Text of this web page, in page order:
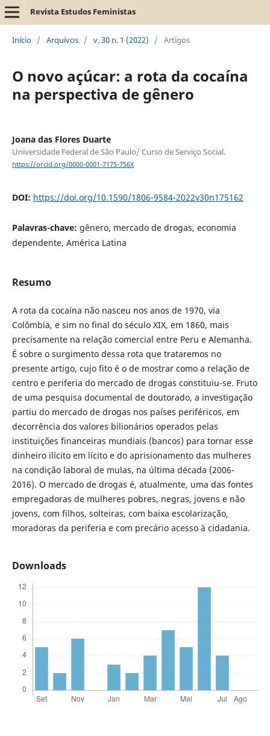
Revista Estudos Feministas
Início / Arquivos / v. 30 n. 1 (2022) / Artigos
O novo açúcar: a rota da cocaína
na perspectiva de gênero
Joana das Flores Duarte
Universidade Federal de São Paulo/ Curso de Serviço Social.
https://orcid.org/0000-0001-7175-756X
DOI: https://doi.org/10.1590/1806-9584-2022v30n175162
Palavras-chave: gênero, mercado de drogas, economia
dependente, América Latina
Resumo
A rota da cocaína não nasceu nos anos de 1970, via
Colômbia, e sim no final do século XIX, em 1860, mais
precisamente na relação comercial entre Peru e Alemanha.
É sobre o surgimento dessa rota que trataremos no
presente artigo, cujo fito é o de mostrar como a relação de
centro e periferia do mercado de drogas constituiu-se. Fruto
de uma pesquisa documental de doutorado, a investigação
partiu do mercado de drogas nos países periféricos, em
decorrência dos valores bilionários operados pelas
instituições financeiras mundiais (bancos) para tornar esse
dinheiro ilícito em lícito e do aprisionamento das mulheres
na condição laboral de mulas, na última década (2006-
2016). O mercado de drogas é, atualmente, uma das fontes
empregadoras de mulheres pobres, negras, jovens e não
jovens, com filhos, solteiras, com baixa escolarização,
moradoras da periferia e com precário acesso à cidadania.
Downloads